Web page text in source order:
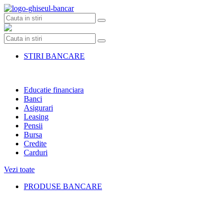
Skip
to
content
STIRI BANCARE
Educatie financiara
Banci
Asigurari
Leasing
Pensii
Bursa
Credite
Carduri
Vezi toate
PRODUSE BANCARE